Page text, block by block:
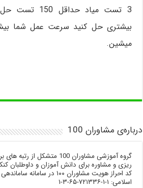
3 تست میاد
بیشتری حل کنید سرعت عمل شما
میشین.
درباره‌ی مشاوران 100
گروه آموزشی مشاوران 100 متشکل
ریزی و مشاوره برای دانش آموزان و داوطلبان
کد احراز هویت مشاوران ۱۰۰ در
اسلامی: ۱-۱-۷۲۱۳۳۶-۶۵-۳-۱